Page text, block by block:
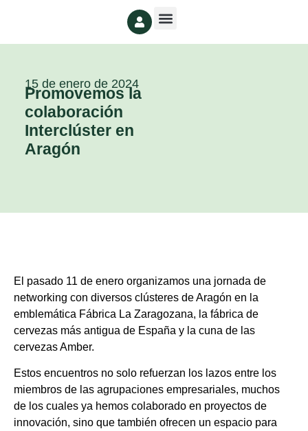
15 de enero de 2024
Promovemos la
colaboración
Interclúster en
Aragón
El pasado 11 de enero organizamos una jornada de
networking con diversos clústeres de Aragón en la
emblemática Fábrica La Zaragozana, la fábrica de
cervezas más antigua de España y la cuna de las
cervezas Amber.
Estos encuentros no solo refuerzan los lazos entre los
miembros de las agrupaciones empresariales, muchos
de los cuales ya hemos colaborado en proyectos de
innovación, sino que también ofrecen un espacio para